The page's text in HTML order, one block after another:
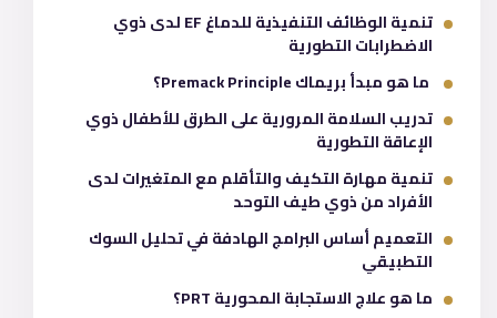
تنمية الوظائف التنفيذية للدماغ EF لدى ذوي
الاضطرابات التطورية
ما هو مبدأ بريماك Premack Principle؟
تدريب السلامة المرورية على الطرق للأطفال ذوي
الإعاقة التطورية
تنمية مهارة التكيف والتأقلم مع المتغيرات لدى
الأفراد من ذوي طيف التوحد
التعميم أساس البرامج الهادفة في تحليل السوك
التطبيقي
ما هو علاج الاستجابة المحورية PRT؟